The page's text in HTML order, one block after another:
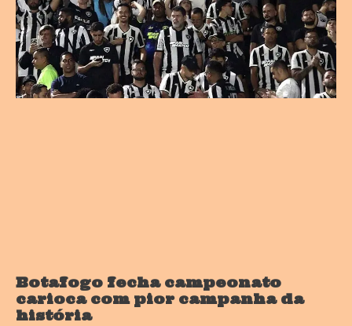
Botafogo fecha campeonato
carioca com pior campanha da
história